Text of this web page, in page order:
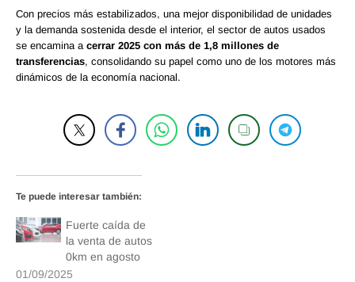
Con precios más estabilizados, una mejor disponibilidad de unidades
y la demanda sostenida desde el interior, el sector de autos usados
se encamina a cerrar 2025 con más de 1,8 millones de
transferencias, consolidando su papel como uno de los motores más
dinámicos de la economía nacional.
Te puede interesar también:
Fuerte caída de
la venta de autos
0km en agosto
01/09/2025